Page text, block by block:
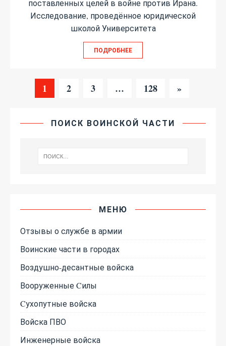
поставленных целей в войне против Ирана.
Исследование, проведённое юридической
школой Университета
ПОДРОБНЕЕ
1 2 3 … 128 »
ПОИСК ВОИНСКОЙ ЧАСТИ
МЕНЮ
Отзывы о службе в армии
Воинские части в городах
Воздушно-десантные войска
Вооруженные Cилы
Cухопутные войска
Войска ПВО
Инженерные войска